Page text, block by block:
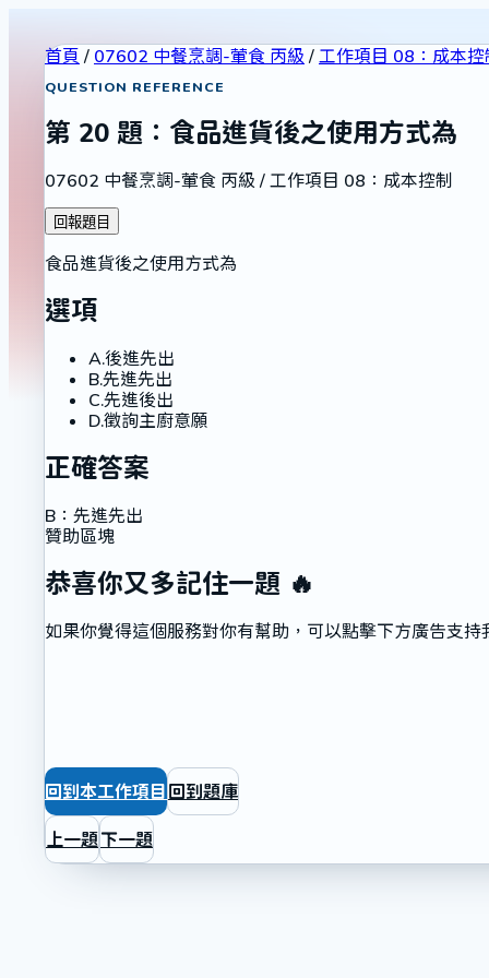
首頁 / 07602 中餐烹調-葷食 丙級 / 工作項目 08：成本控
QUESTION REFERENCE
第 20 題： 食品進貨後之使用方式為
07602 中餐烹調-葷食 丙級 / 工作項目 08：成本控制
回報題目
食品進貨後之使用方式為
選項
A.後進先出
B.先進先出
C.先進後出
D.徵詢主廚意願
正確答案
B ： 先進先出
贊助區塊
恭喜你又多記住一題 🔥
如果你覺得這個服務對你有幫助，可以點擊下方廣告支持
回到本工作項目 回到題庫
上一題下一題